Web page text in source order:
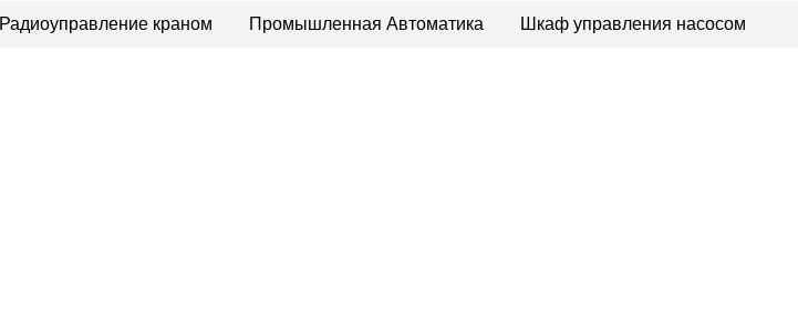
Радиоуправление краном Промышленная Автоматика Шкаф управления насосом